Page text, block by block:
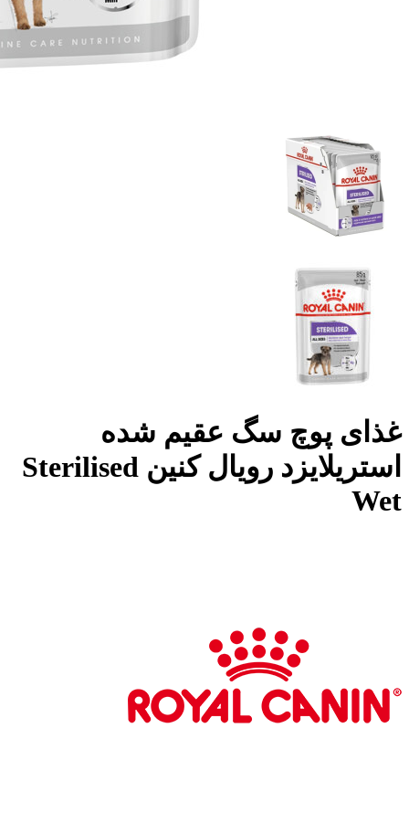
غذای پوچ سگ عقیم شده
استریلایزد رویال کنین Sterilised
Wet